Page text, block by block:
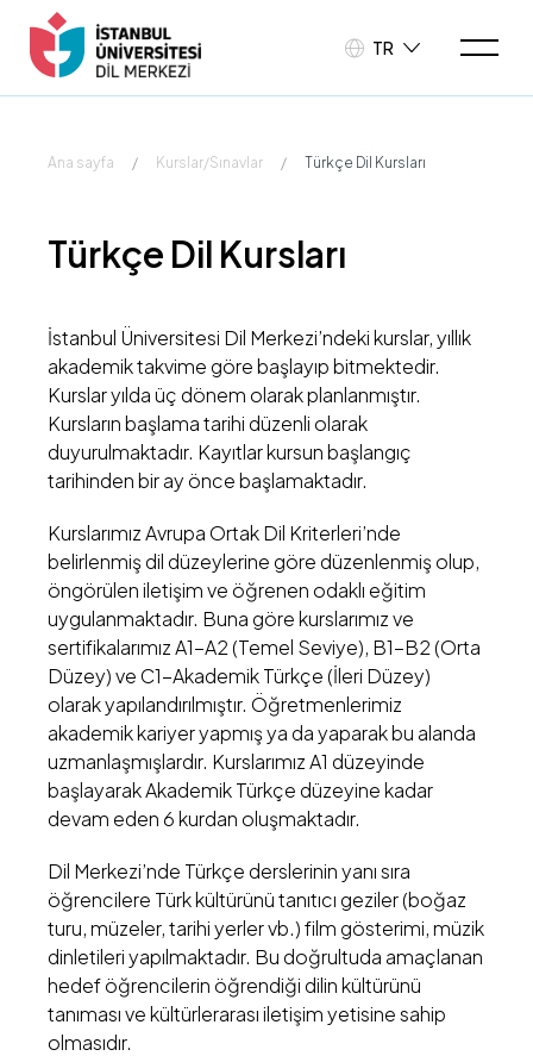
TR
Ana sayfa / Kurslar/Sınavlar / Türkçe Dil Kursları
Türkçe Dil Kursları
İstanbul Üniversitesi Dil Merkezi’ndeki kurslar, yıllık
akademik takvime göre başlayıp bitmektedir.
Kurslar yılda üç dönem olarak planlanmıştır.
Kursların başlama tarihi düzenli olarak
duyurulmaktadır. Kayıtlar kursun başlangıç
tarihinden bir ay önce başlamaktadır.​
Kurslarımız Avrupa Ortak Dil Kriterleri’nde
belirlenmiş dil düzeylerine göre düzenlenmiş olup,
öngörülen iletişim ve öğrenen odaklı eğitim
uygulanmaktadır. Buna göre kurslarımız ve
sertifikalarımız A1-A2 (Temel Seviye), B1-B2 (Orta
Düzey) ve C1-Akademik Türkçe (İleri Düzey)
olarak yapılandırılmıştır. Öğretmenlerimiz
akademik kariyer yapmış ya da yaparak bu alanda
uzmanlaşmışlardır. Kurslarımız A1 düzeyinde
başlayarak Akademik Türkçe düzeyine kadar
devam eden 6 kurdan oluşmaktadır.
Dil Merkezi’nde Türkçe derslerinin yanı sıra
öğrencilere Türk kültürünü tanıtıcı geziler (boğaz
turu, müzeler, tarihi yerler vb.) film gösterimi, müzik
dinletileri yapılmaktadır. Bu doğrultuda amaçlanan
hedef öğrencilerin öğrendiği dilin kültürünü
tanıması ve kültürlerarası iletişim yetisine sahip
olmasıdır.